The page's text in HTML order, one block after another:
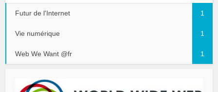
Futur de l'Internet 1
Vie numérique 1
Web We Want @fr 1